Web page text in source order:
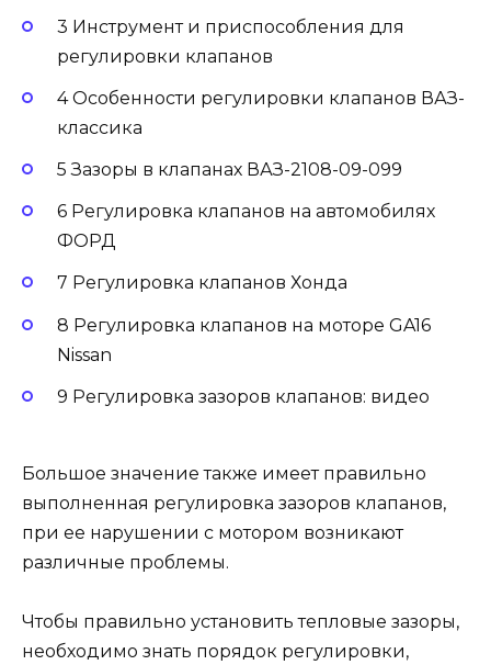
3 Инструмент и приспособления для
регулировки клапанов
4 Особенности регулировки клапанов ВАЗ-
классика
5 Зазоры в клапанах ВАЗ-2108-09-099
6 Регулировка клапанов на автомобилях
ФОРД
7 Регулировка клапанов Хонда
8 Регулировка клапанов на моторе GA16
Nissan
9 Регулировка зазоров клапанов: видео
Большое значение также имеет правильно
выполненная регулировка зазоров клапанов,
при ее нарушении с мотором возникают
различные проблемы.
Чтобы правильно установить тепловые зазоры,
необходимо знать порядок регулировки,